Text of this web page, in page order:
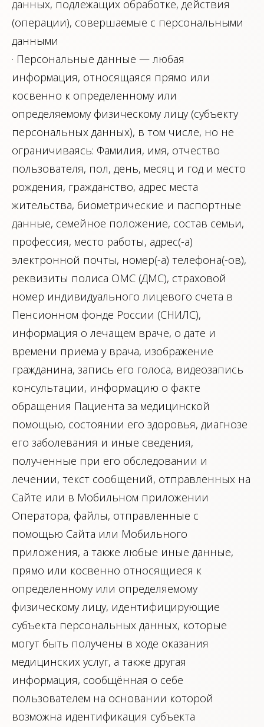
данных, подлежащих обработке, действия
(операции), совершаемые с персональными
данными
· Персональные данные — любая
информация, относящаяся прямо или
косвенно к определенному или
определяемому физическому лицу (субъекту
персональных данных), в том числе, но не
ограничиваясь: Фамилия, имя, отчество
пользователя, пол, день, месяц и год и место
рождения, гражданство, адрес места
жительства, биометрические и паспортные
данные, семейное положение, состав семьи,
профессия, место работы, адрес(-а)
электронной почты, номер(-а) телефона(-ов),
реквизиты полиса ОМС (ДМС), страховой
номер индивидуального лицевого счета в
Пенсионном фонде России (СНИЛС),
информация о лечащем враче, о дате и
времени приема у врача, изображение
гражданина, запись его голоса, видеозапись
консультации, информацию о факте
обращения Пациента за медицинской
помощью, состоянии его здоровья, диагнозе
его заболевания и иные сведения,
полученные при его обследовании и
лечении, текст сообщений, отправленных на
Сайте или в Мобильном приложении
Оператора, файлы, отправленные с
помощью Сайта или Мобильного
приложения, а также любые иные данные,
прямо или косвенно относящиеся к
определенному или определяемому
физическому лицу, идентифицирующие
субъекта персональных данных, которые
могут быть получены в ходе оказания
медицинских услуг, а также другая
информация, сообщённая о себе
пользователем на основании которой
возможна идентификация субъекта